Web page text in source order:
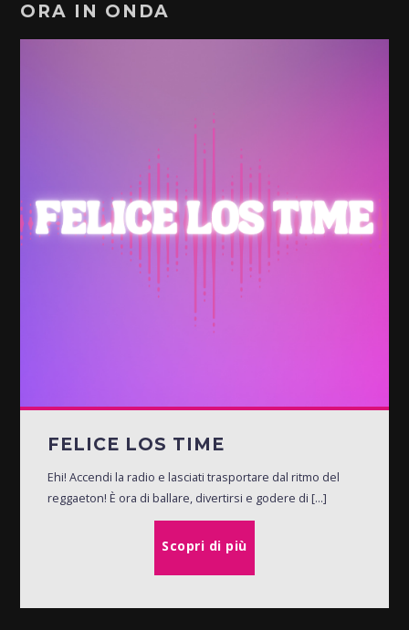
ORA IN ONDA
FELICE LOS TIME
Ehi! Accendi la radio e lasciati trasportare dal ritmo del
reggaeton! È ora di ballare, divertirsi e godere di [...]
Scopri di più